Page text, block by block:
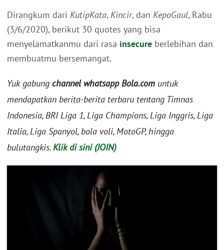
Dirangkum dari KutipKata, Kincir, dan KepoGaul, Rabu
(3/6/2020), berikut 30 quotes yang bisa
menyelamatkanmu dari rasa insecure berlebihan dan
membuatmu bersemangat.
Yuk gabung channel whatsapp Bola.com untuk
mendapatkan berita-berita terbaru tentang Timnas
Indonesia, BRI Liga 1, Liga Champions, Liga Inggris, Liga
Italia, Liga Spanyol, bola voli, MotoGP, hingga
bulutangkis.Klik di sini (JOIN)